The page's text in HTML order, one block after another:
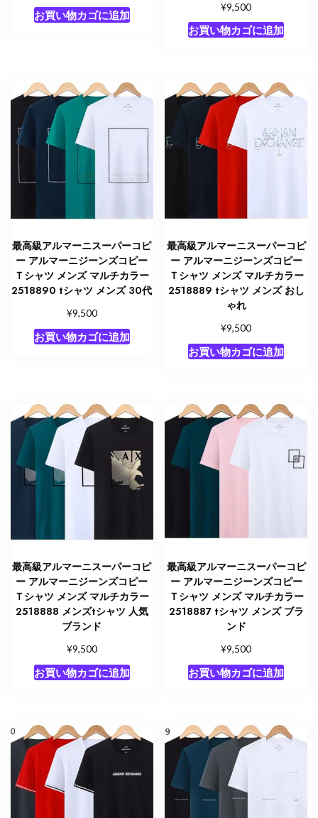
お買い物カゴに追加
¥9,500
お買い物カゴに追加
最高級アルマーニスーパーコピ
ー アルマーニジーンズコピー
Ｔシャツ メンズ マルチカラー
2518890 tシャツ メンズ 30代
¥9,500
お買い物カゴに追加
最高級アルマーニスーパーコピ
ー アルマーニジーンズコピー
Ｔシャツ メンズ マルチカラー
2518889 tシャツ メンズ おし
ゃれ
¥9,500
お買い物カゴに追加
最高級アルマーニスーパーコピ
ー アルマーニジーンズコピー
Ｔシャツ メンズ マルチカラー
2518888 メンズtシャツ 人気
ブランド
¥9,500
お買い物カゴに追加
最高級アルマーニスーパーコピ
ー アルマーニジーンズコピー
Ｔシャツ メンズ マルチカラー
2518887 tシャツ メンズ ブラ
ンド
¥9,500
お買い物カゴに追加